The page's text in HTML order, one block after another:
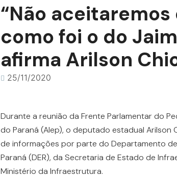
“Não
como foi o do
afirma Arilson
25/11/2020
Durante a reunião da Frente Parlamentar do
do Paraná (Alep), o deputado estadual Arilson
de informações por parte do Departamento
Paraná (DER), da Secretaria de Estado de
Ministério da Infraestrutura.